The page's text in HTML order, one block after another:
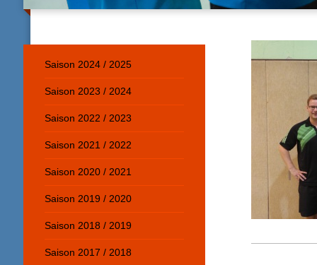
Saison 2024 / 2025
Saison 2023 / 2024
Saison 2022 / 2023
Saison 2021 / 2022
Saison 2020 / 2021
Saison 2019 / 2020
Saison 2018 / 2019
Saison 2017 / 2018